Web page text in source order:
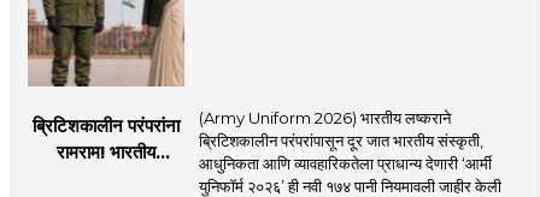
ब्रिटिशकालीन परंपरांना
रामराम! भारतीय
(Army Uniform 2026) भारतीय लष्कराने
ब्रिटिशकालीन परंपरांपासून दूर जात भारतीय संस्कृती,
आधुनिकता आणि व्यावहारिकतेला प्राधान्य देणारी ‘आर्मी
युनिफॉर्म २०२६’ ही नवी १७४ पानी नियमावली जाहीर केली